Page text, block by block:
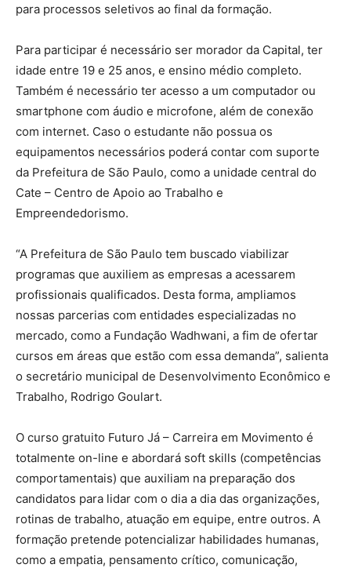
para processos seletivos ao final da formação.
Para participar é necessário ser morador da Capital, ter
idade entre 19 e 25 anos, e ensino médio completo.
Também é necessário ter acesso a um computador ou
smartphone com áudio e microfone, além de conexão
com internet. Caso o estudante não possua os
equipamentos necessários poderá contar com suporte
da Prefeitura de São Paulo, como a unidade central do
Cate – Centro de Apoio ao Trabalho e
Empreendedorismo.
“A Prefeitura de São Paulo tem buscado viabilizar
programas que auxiliem as empresas a acessarem
profissionais qualificados. Desta forma, ampliamos
nossas parcerias com entidades especializadas no
mercado, como a Fundação Wadhwani, a fim de ofertar
cursos em áreas que estão com essa demanda”, salienta
o secretário municipal de Desenvolvimento Econômico e
Trabalho, Rodrigo Goulart.
O curso gratuito Futuro Já – Carreira em Movimento é
totalmente on-line e abordará soft skills (competências
comportamentais) que auxiliam na preparação dos
candidatos para lidar com o dia a dia das organizações,
rotinas de trabalho, atuação em equipe, entre outros. A
formação pretende potencializar habilidades humanas,
como a empatia, pensamento crítico, comunicação,